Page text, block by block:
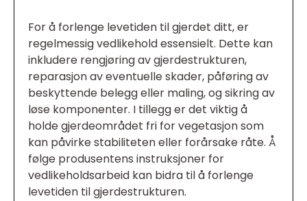
For å forlenge levetiden til gjerdet ditt, er
regelmessig vedlikehold essensielt. Dette kan
inkludere rengjøring av gjerdestrukturen,
reparasjon av eventuelle skader, påføring av
beskyttende belegg eller maling, og sikring av
løse komponenter. I tillegg er det viktig å
holde gjerdeområdet fri for vegetasjon som
kan påvirke stabiliteten eller forårsake råte. Å
følge produsentens instruksjoner for
vedlikeholdsarbeid kan bidra til å forlenge
levetiden til gjerdestrukturen.